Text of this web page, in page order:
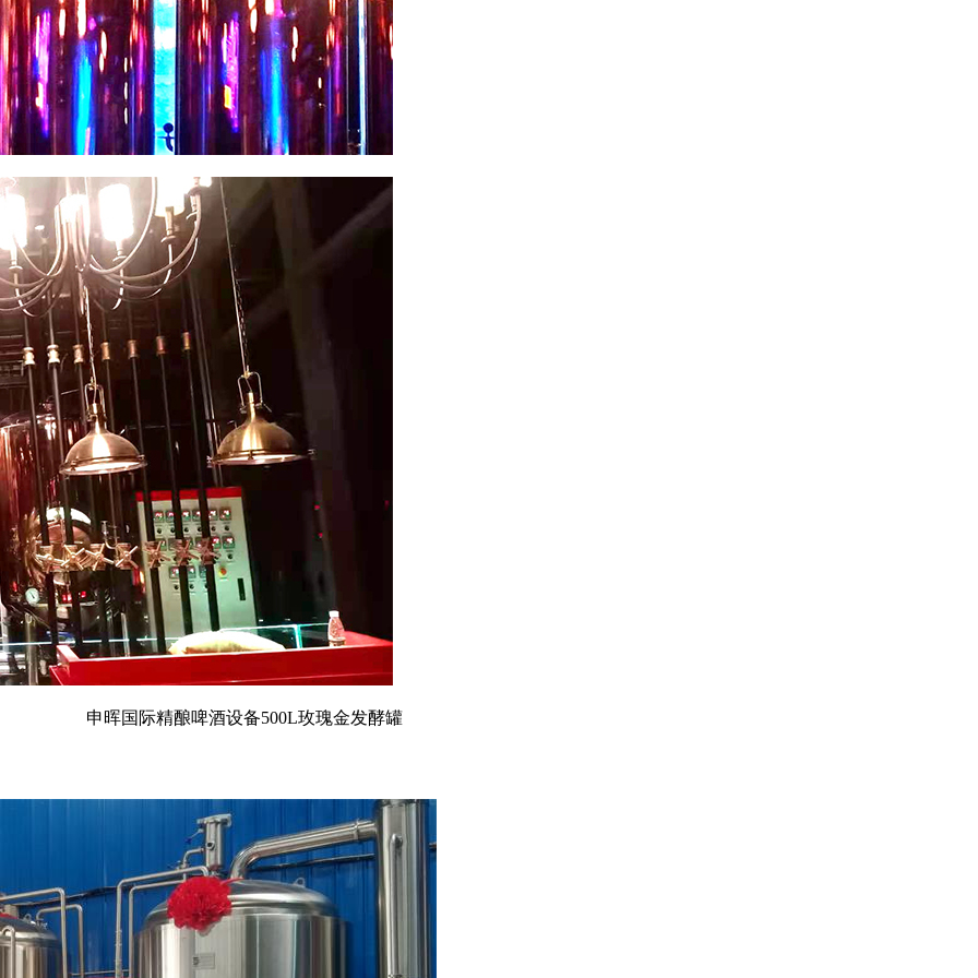
申晖国际精酿啤酒设备500L玫瑰金发酵罐